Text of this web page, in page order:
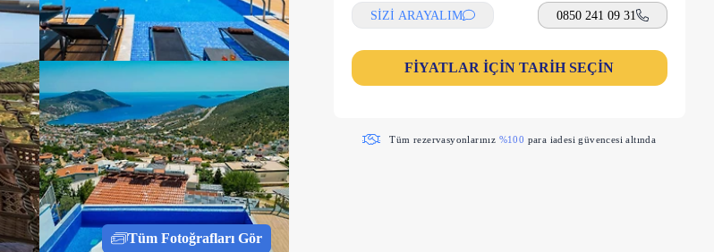
Tüm Fotoğrafları Gör
SİZİ ARAYALIM 0850 241 09 31
FİYATLAR İÇİN TARİH SEÇİN
Tüm rezervasyonlarınız %100 para iadesi güvencesi altında